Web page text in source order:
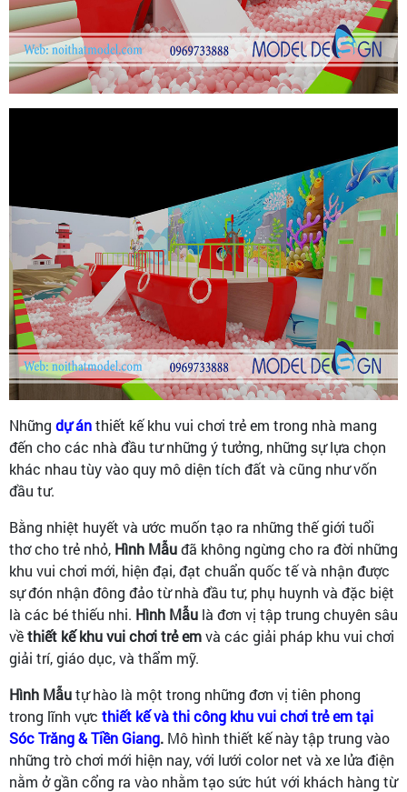
Những dự ánthiết kế khu vui chơi trẻ em trong nhà mang
đến cho các nhà đầu tư những ý tưởng, những sự lựa chọn
khác nhau tùy vào quy mô diện tích đất và cũng như vốn
đầu tư.
Bằng nhiệt huyết và ước muốn tạo ra những thế giới tuổi
thơ cho trẻ nhỏ, Hình Mẫuđã không ngừng cho ra đời những
khu vui chơi mới, hiện đại, đạt chuẩn quốc tế và nhận được
sự đón nhận đông đảo từ nhà đầu tư, phụ huynh và đặc biệt
là các bé thiếu nhi. Hình Mẫu là đơn vị tập trung chuyên sâu
vềthiết kế khu vui chơi trẻ emvà các giải pháp khu vui chơi
giải trí, giáo dục, và thẩm mỹ.
Hình Mẫutự hào là một trong những đơn vị tiên phong
trong lĩnh vực thiết kế và thi công khu vui chơi trẻ em tại
Sóc Trăng & Tiền Giang. Mô hình thiết kế này tập trung vào
những trò chơi mới hiện nay, với lưới color net và xe lửa điện
nằm ở gần cổng ra vào nhằm tạo sức hút với khách hàng từ